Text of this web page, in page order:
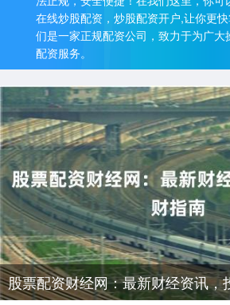
在线炒股配资，炒股配资开户,让你更
们是一家正规配资公司，致力于为广大
配资服务。
股票配资财经网：最新财经资讯，